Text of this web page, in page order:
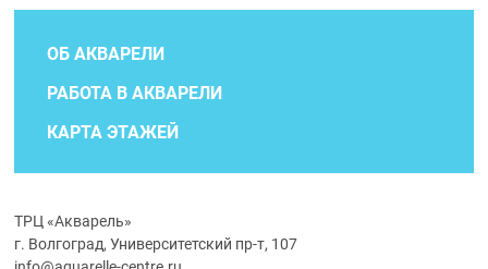
ОБ АКВАРЕЛИ
РАБОТА В АКВАРЕЛИ
КАРТА ЭТАЖЕЙ
ТРЦ «Акварель»
г. Волгоград, Университетский пр-т, 107